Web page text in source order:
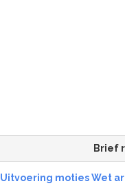
Brief
Uitvoering moties Wet